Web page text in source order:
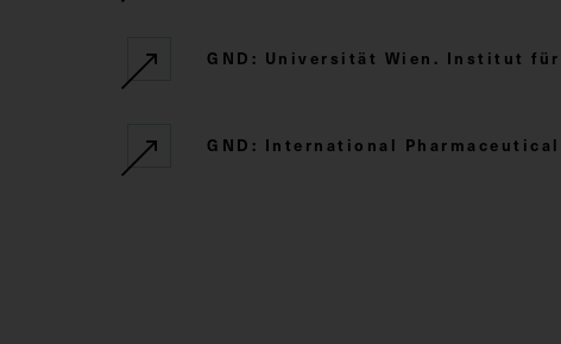
GND: Universität Wien. Institut
GND: International